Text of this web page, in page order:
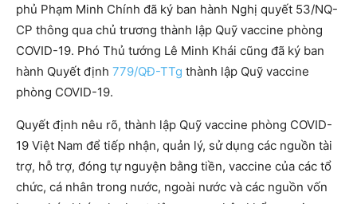
phủ Phạm Minh Chính đã ký ban hành Nghị quyết 53/NQ-
CP thông qua chủ trương thành lập Quỹ vaccine phòng
COVID-19. Phó Thủ tướng Lê Minh Khái cũng đã ký ban
hành Quyết định 779/QĐ-TTg thành lập Quỹ vaccine
phòng COVID-19.
Quyết định nêu rõ, thành lập Quỹ vaccine phòng COVID-
19 Việt Nam để tiếp nhận, quản lý, sử dụng các nguồn tài
trợ, hỗ trợ, đóng tự nguyện bằng tiền, vaccine của các tổ
chức, cá nhân trong nước, ngoài nước và các nguồn vốn